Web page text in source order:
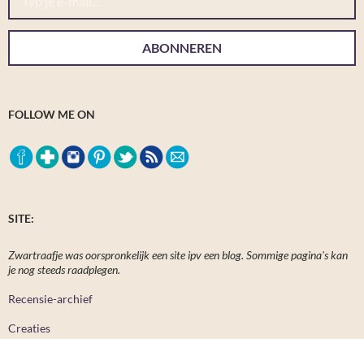
ABONNEREN
FOLLOW ME ON
SITE:
Zwartraafje was oorspronkelijk een site ipv een blog. Sommige pagina's kan
je nog steeds raadplegen.
Recensie-archief
Creaties